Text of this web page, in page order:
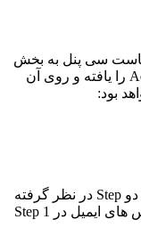
هاست سی پنل به بخش
EMAIL بروید. سپس عبارت Address Importer را یافته و روی آن
بود:
در صفحه ای که روبرویتان مشاهده می کنید دو Step در نظر گرفته
شده است. برای اضافه کردن لیستی از آدرس های ایمیل در Step 1